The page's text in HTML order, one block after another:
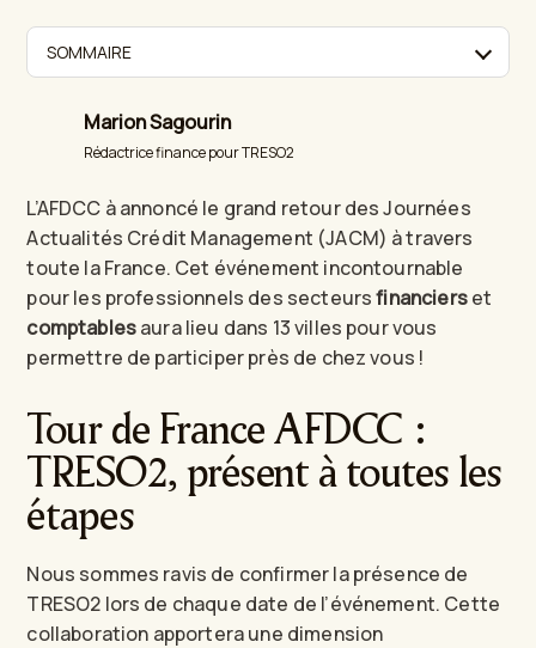
SOMMAIRE
Marion Sagourin
Rédactrice finance pour TRESO2
L’AFDCC à annoncé le grand retour des Journées
Actualités Crédit Management (JACM) à travers
toute la France. Cet événement incontournable
pour les professionnels des secteursfinancierset
comptablesaura lieu dans 13 villes pour vous
permettre de participer près de chez vous !
Tour de France AFDCC :
TRESO2, présent à toutes les
étapes
Nous sommes ravis de confirmer la présence de
TRESO2 lors de chaque date de l’événement. Cette
collaboration apportera une dimension